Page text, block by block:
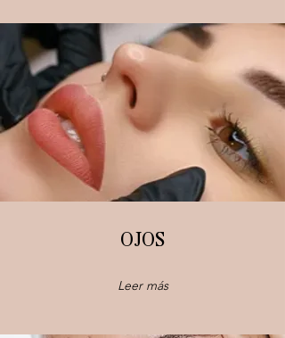
OJOS
Leer más